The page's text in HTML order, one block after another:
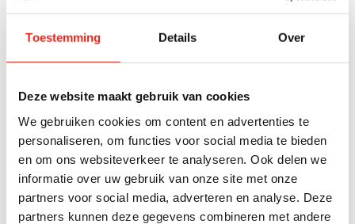
Toestemming Details Over
Deze website maakt gebruik van cookies
We gebruiken cookies om content en advertenties te
personaliseren, om functies voor social media te bieden
en om ons websiteverkeer te analyseren. Ook delen we
informatie over uw gebruik van onze site met onze
partners voor social media, adverteren en analyse. Deze
partners kunnen deze gegevens combineren met andere
contact en hulp vermijden. Deze mensen
hebben vaak meerdere problemen: naast
verslaving. We zoeken deze mensen op met
een soepbus of -fiets en slaan een brug naar
verdere hulpverlening. Daarnaast verlenen we
directe hulp in de vorm van het geven van
eerste levensbehoeften en eerste (medische)
hulp.